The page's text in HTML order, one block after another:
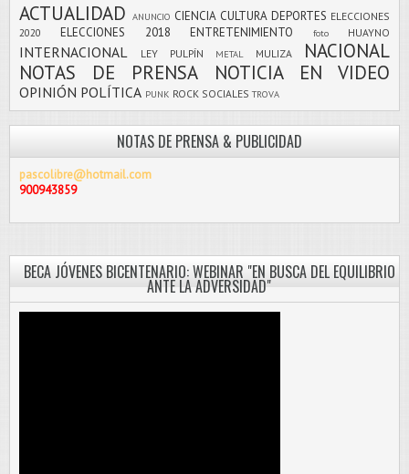
ACTUALIDAD ANUNCIO CIENCIA CULTURA DEPORTES ELECCIONES
2020
ELECCIONES 2018 ENTRETENIMIENTO foto HUAYNO
INTERNACIONAL LEY PULPÍN METAL MULIZA
NACIONAL
NOTAS DE PRENSA
NOTICIA EN VIDEO
OPINIÓN POLÍTICA PUNK ROCK SOCIALES TROVA
NOTAS DE PRENSA & PUBLICIDAD
pascolibre@hotmail.com
900943859
BECA JÓVENES BICENTENARIO: WEBINAR "EN BUSCA DEL EQUILIBRIO
ANTE LA ADVERSIDAD"